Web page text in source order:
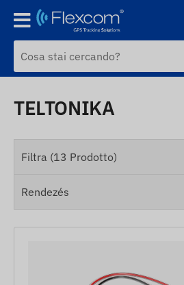
TELTONIKA
Filtra (13 Prodotto)
Rendezés